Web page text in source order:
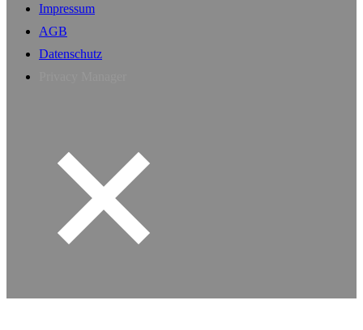
Impressum
AGB
Datenschutz